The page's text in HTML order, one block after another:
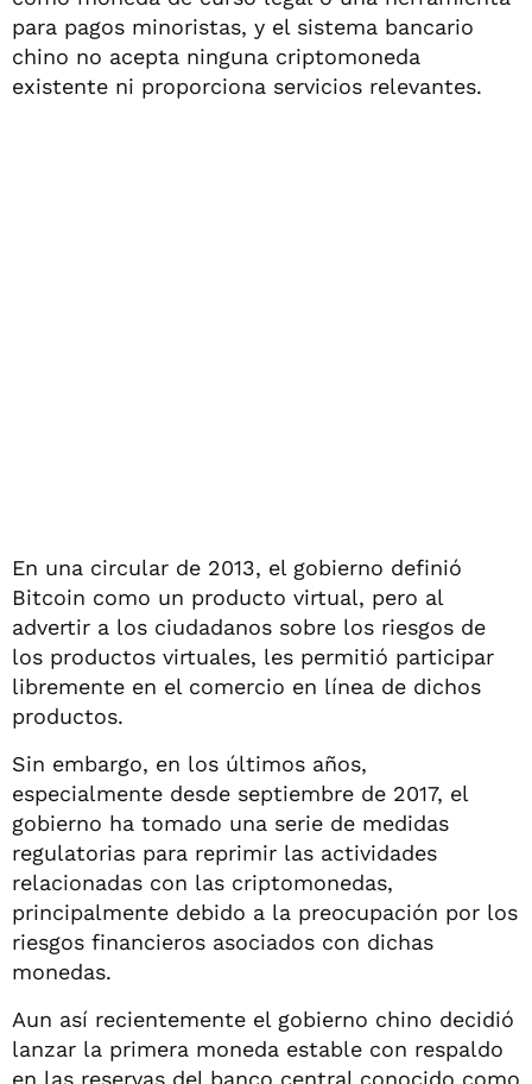
para pagos minoristas, y el sistema bancario
chino no acepta ninguna criptomoneda
existente ni proporciona servicios relevantes.
En una circular de 2013, el gobierno definió
Bitcoin como un producto virtual, pero al
advertir a los ciudadanos sobre los riesgos de
los productos virtuales, les permitió participar
libremente en el comercio en línea de dichos
productos.
Sin embargo, en los últimos años,
especialmente desde septiembre de 2017, el
gobierno ha tomado una serie de medidas
regulatorias para reprimir las actividades
relacionadas con las criptomonedas,
principalmente debido a la preocupación por los
riesgos financieros asociados con dichas
monedas.
Aun así recientemente el gobierno chino decidió
lanzar la primera moneda estable con respaldo
en las reservas del banco central conocido como